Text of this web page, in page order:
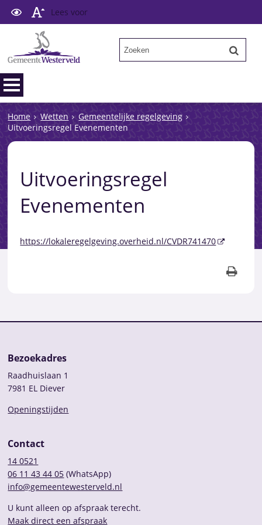
Lees voor
Home Wetten
Gemeentelijke regelgeving
Uitvoeringsregel Evenementen
Uitvoeringsregel
Evenementen
https://lokaleregelgeving.overheid.nl/CVDR741470
Bezoekadres
Raadhuislaan 1
7981 EL Diever
Openingstijden
Contact
14 0521
06 11 43 44 05 (WhatsApp)
info@gemeentewesterveld.nl
U kunt alleen op afspraak terecht.
Maak direct een afspraak